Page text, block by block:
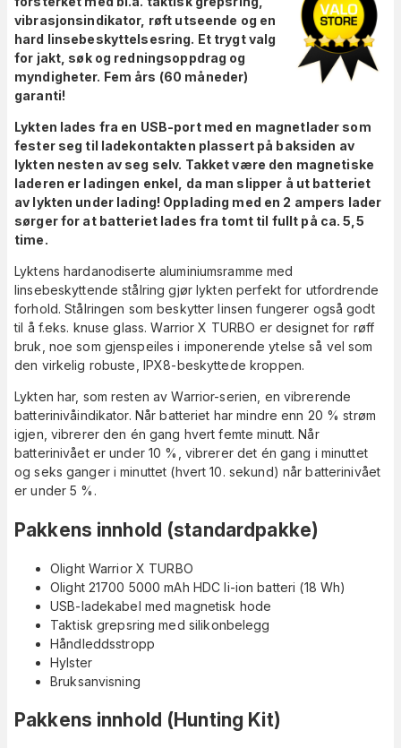
vibrasjonsindikator, røft utseende og en
hard linsebeskyttelsesring. Et trygt valg
for jakt, søk og redningsoppdrag og
myndigheter. Fem års (60 måneder)
garanti!
Lykten lades fra en USB-port med en magnetlader som
fester seg til ladekontakten plassert på baksiden av
lykten nesten av seg selv. Takket være den magnetiske
laderen er ladingen enkel, da man slipper å ut batteriet
av lykten under lading! Opplading med en 2 ampers lader
sørger for at batteriet lades fra tomt til fullt på ca. 5,5
time.
Lyktens hardanodiserte aluminiumsramme med
linsebeskyttende stålring gjør lykten perfekt for utfordrende
forhold. Stålringen som beskytter linsen fungerer også godt
til å f.eks. knuse glass. Warrior X TURBO er designet for røff
bruk, noe som gjenspeiles i imponerende ytelse så vel som
den virkelig robuste, IPX8-beskyttede kroppen.
Lykten har, som resten av Warrior-serien, en vibrerende
batterinivåindikator. Når batteriet har mindre enn 20 % strøm
igjen, vibrerer den én gang hvert femte minutt. Når
batterinivået er under 10 %, vibrerer det én gang i minuttet
og seks ganger i minuttet (hvert 10. sekund) når batterinivået
er under 5 %.
Pakkens innhold (standardpakke)
Olight Warrior X TURBO
Olight 21700 5000 mAh HDC li-ion batteri (18 Wh)
USB-ladekabel med magnetisk hode
Taktisk grepsring med silikonbelegg
Håndleddsstropp
Hylster
Bruksanvisning
Pakkens innhold (Hunting Kit)